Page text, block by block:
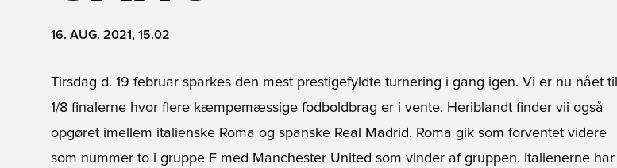
16. AUG. 2021, 15.02
Tirsdag d. 19 februar sparkes den mest prestigefyldte turnering i gang igen. Vi er nu nået til
1/8 finalerne hvor flere kæmpemæssige fodboldbrag er i vente. Heriblandt finder vii også
opgøret imellem italienske Roma og spanske Real Madrid. Roma gik som forventet videre
som nummer to i gruppe F med Manchester United som vinder af gruppen. Italienerne har